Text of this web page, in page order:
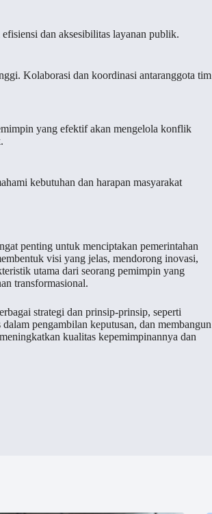
dan aksesibilitas layanan publik.
Kolaborasi dan koordinasi antaranggota tim
yang efektif akan mengelola konflik
kebutuhan dan harapan masyarakat
penting untuk menciptakan pemerintahan
visi yang jelas, mendorong inovasi,
utama dari seorang pemimpin yang
transformasional.
strategi dan prinsip-prinsip, seperti
pengambilan keputusan, dan membangun
kualitas kepemimpinannya dan